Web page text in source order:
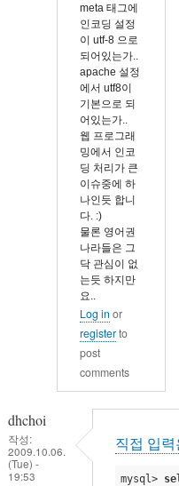
meta 태그에
인코딩 설정
이 utf-8 으로
되어있는가..
apache 설정
에서 utf8이
기본으로 되
어있는가..
웹 프로그래
밍에서 인코
딩 처리가 큰
이슈중에 하
나인듯 합니
다. :)
물론 영어권
나라들은 그
닥 관심이 없
는듯 하지만
요..
Log in or
registerto
post
comments
dhchoi
작성:
2009.10.06.
(Tue) -
19:53
직접 입
mysql>